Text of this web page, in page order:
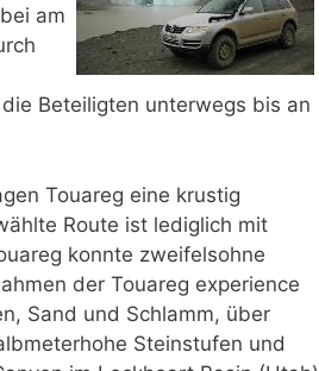
am
Beteiligten unterwegs bis an
Touareg eine krustig
Route ist lediglich mit
konnte zweifelsohne
der Touareg experience
Sand und Schlamm, über
Steinstufen und